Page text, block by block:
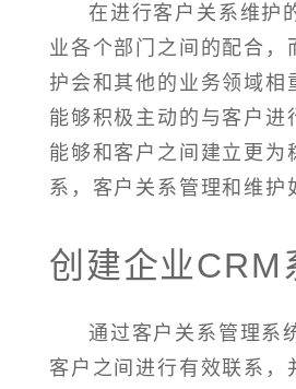
在进行客户关系维护
业各个部门之间的配合，
护会和其他的业务领域相
能够积极主动的与客户进
能够和客户之间建立更为
系，客户关系管理和维护
创建企业CRM
通过客户关系管理系
客户之间进行有效联系，